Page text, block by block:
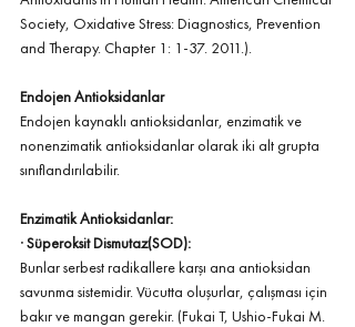
Society, Oxidative Stress: Diagnostics, Prevention
and Therapy. Chapter 1: 1-37. 2011.).
Endojen Antioksidanlar
Endojen kaynaklı antioksidanlar, enzimatik ve
nonenzimatik antioksidanlar olarak iki alt grupta
sınıflandırılabilir.
Enzimatik Antioksidanlar:
· Süperoksit Dismutaz(SOD):
Bunlar serbest radikallere karşı ana antioksidan
savunma sistemidir. Vücutta oluşurlar, çalışması için
bakır ve mangan gerekir. (Fukai T, Ushio-Fukai M.